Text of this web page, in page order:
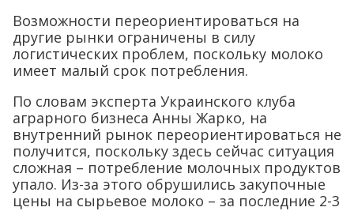
Возможности переориентироваться на
другие рынки ограничены в силу
логистических проблем, поскольку молоко
имеет малый срок потребления.
По словам эксперта Украинского клуба
аграрного бизнеса Анны Жарко, на
внутренний рынок переориентироваться не
получится, поскольку здесь сейчас ситуация
сложная ­– потребление молочных продуктов
упало. Из-за этого обрушились закупочные
цены на сырьевое молоко – за последние 2-3